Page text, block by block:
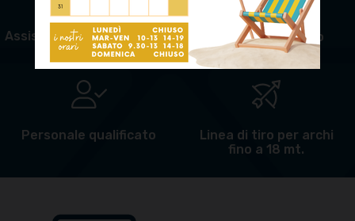
Assistenza e riparazioni Pagamento sicuro
Personale qualificato
Linea di tiro per archi
fino a 18 mt.